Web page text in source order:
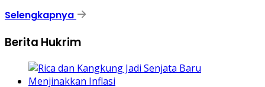
Selengkapnya
Berita Hukrim